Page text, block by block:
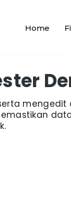
Home